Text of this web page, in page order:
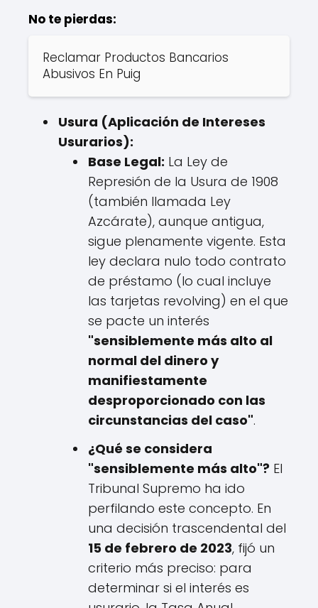
No te pierdas:
Reclamar Productos Bancarios
Abusivos En Puig
Usura (Aplicación de Intereses
Usurarios):
Base Legal: La Ley de
Represión de la Usura de 1908
(también llamada Ley
Azcárate), aunque antigua,
sigue plenamente vigente. Esta
ley declara nulo todo contrato
de préstamo (lo cual incluye
las tarjetas revolving) en el que
se pacte un interés
"sensiblemente más alto al
normal del dinero y
manifiestamente
desproporcionado con las
circunstancias del caso".
¿Qué se considera
"sensiblemente más alto"? El
Tribunal Supremo ha ido
perfilando este concepto. En
una decisión trascendental del
15 de febrero de 2023, fijó un
criterio más preciso: para
determinar si el interés es